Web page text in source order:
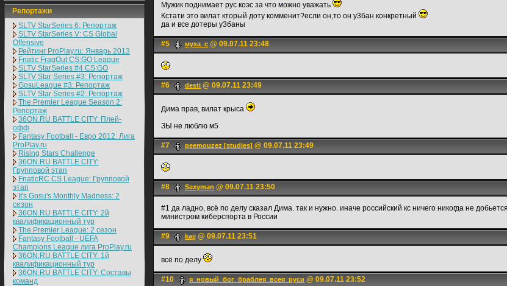
Репортажи
SLTV StarSeries 6: Репортаж
SLTV StarSeries V: CS Global
Offensive
Рейтинг ProPlay.ru: Январь 2013
Fnatic FragOut CS:GO League
SLTV StarSeries #4 CS:GO
SLTV Star Series #3: Репортаж
GosuLeague #3: Репортаж
SLTV Star Series #2: Репортаж
The Premier League Season 2:
Репортаж
36ON.RU BATTLE CITY: Плей-
офф
Fantasy Football - Евро 2012: Лига
ProPlay.ru
Rising Stars Challenge
36ON.RU BATTLE CITY:
Групповой этап
FnaticRC CS League: Групповой
этап
It's Gosu's Monthly Madness: 2
сезон
36ON.RU BATTLE CITY: 2й
квалификационный тур
The Premier League: 2 cезон
Fantasy Football - UEFA
Champions League лига ProPlay.ru
36ON.RU BATTLE CITY: 1й
квалификационный тур
36ON.RU BATTLE CITY: Составы
команд
Мужик поднимает рус коэс за что можно уважать
Кстати это вилат кторый доту комменит?если он,то он у3бан конкретный
да и все дотеры у3баны
#5 муха_с @ 09.07.11 23:48
#6 desti @ 09.07.11 23:49
Дима прав, вилат крыса
ЗЫ не люблю м5
#7 peemouzez [studies] @ 09.07.11 23:49
#8 Sexyman @ 09.07.11 23:50
#1 да ладно, всё по делу сказал Дима. так и нужно. иначе российский кс ничего никогда не
министром киберспорта в России
#9 kajj @ 09.07.11 23:51
всё по делу
#10 я_новый_бог_браблея_всея_руси @ 09.07.11 23:52